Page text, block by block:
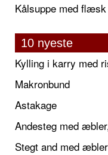
Kålsuppe med flæsk
10 nyeste
Kylling i karry med
Makronbund
Astakage
Stegt and med